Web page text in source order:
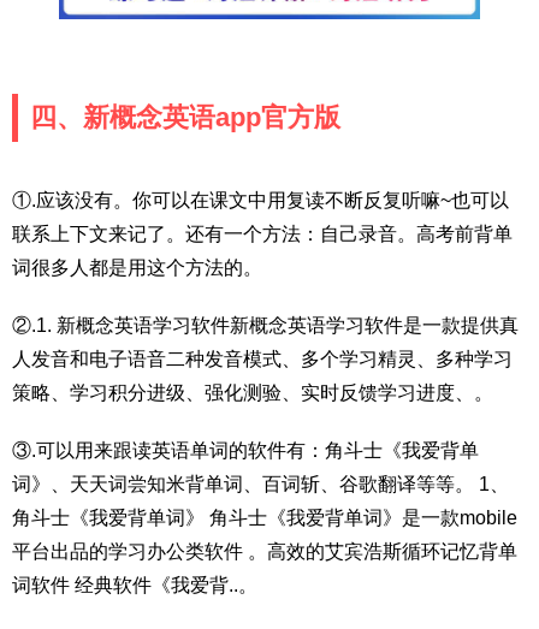
四、新概念英语app官方版
①.应该没有。你可以在课文中用复读不断反复听嘛~也可以
联系上下文来记了。还有一个方法：自己录音。高考前背单
词很多人都是用这个方法的。
②.1. 新概念英语学习软件新概念英语学习软件是一款提供真
人发音和电子语音二种发音模式、多个学习精灵、多种学习
策略、学习积分进级、强化测验、实时反馈学习进度、。
③.可以用来跟读英语单词的软件有：角斗士《我爱背单
词》、天天词尝知米背单词、百词斩、谷歌翻译等等。 1、
角斗士《我爱背单词》 角斗士《我爱背单词》是一款mobile
平台出品的学习办公类软件 。高效的艾宾浩斯循环记忆背单
词软件 经典软件《我爱背..。